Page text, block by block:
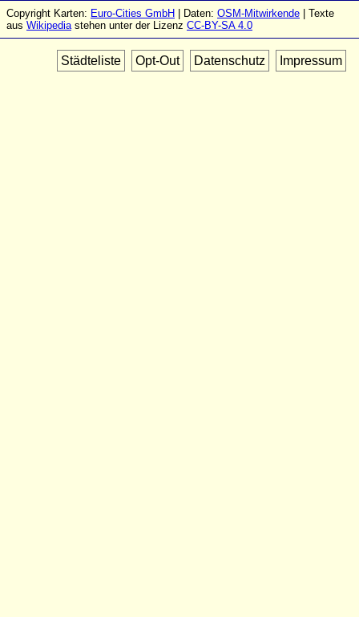
Copyright Karten: Euro-Cities GmbH | Daten: OSM-Mitwirkende | Texte
aus Wikipediastehen unter der Lizenz CC-BY-SA 4.0
Städteliste Opt-Out Datenschutz Impressum